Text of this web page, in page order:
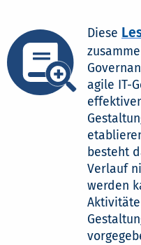
Diese
agile IT-
besteht
Verlauf
werden